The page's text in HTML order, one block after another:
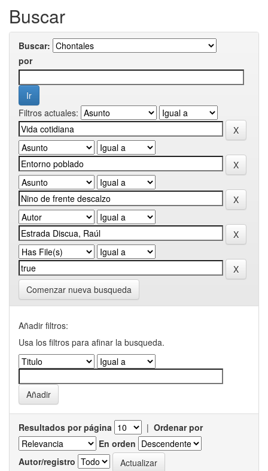
Buscar
Buscar:
por
Filtros actuales:
Comenzar nueva busqueda
Añadir filtros:
Usa los filtros para afinar la busqueda.
Resultados por página | Ordenar por
En orden
Autor/registro